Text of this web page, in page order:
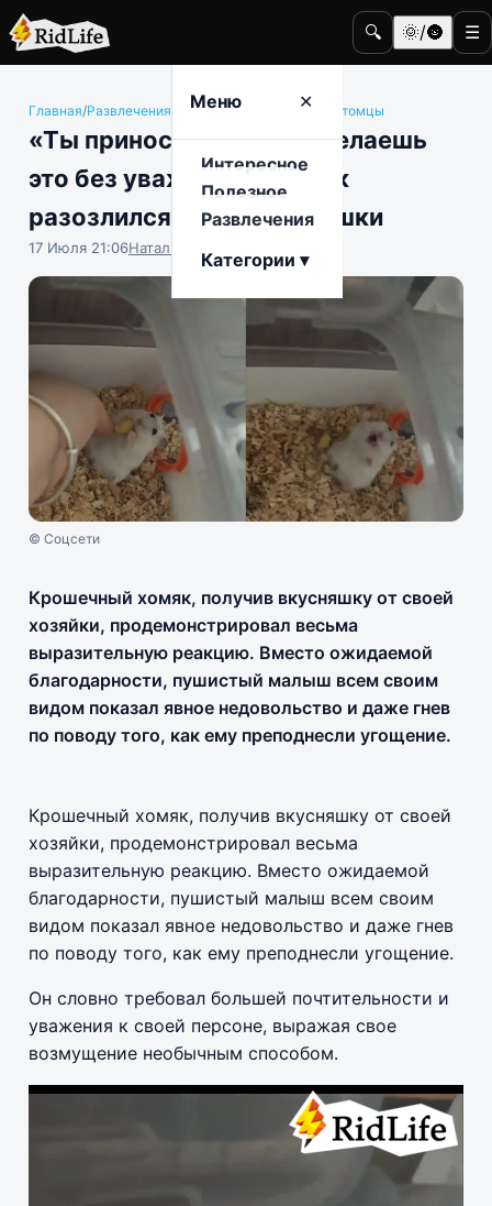
🔍 🌞/🌚 ☰
Меню ✕
Интересное
Полезное
Развлечения
Категории ▾
Главная/Развлечения Животные и домашние питомцы
«Ты приносишь еду, но делаешь
это без уважения»: хомяк
разозлился из-за вкусняшки
17 Июля 21:06Наталья Герасимова
© Соцсети
Крошечный хомяк, получив вкусняшку от своей
хозяйки, продемонстрировал весьма
выразительную реакцию. Вместо ожидаемой
благодарности, пушистый малыш всем своим
видом показал явное недовольство и даже гнев
по поводу того, как ему преподнесли угощение.
Крошечный хомяк, получив вкусняшку от своей
хозяйки, продемонстрировал весьма
выразительную реакцию. Вместо ожидаемой
благодарности, пушистый малыш всем своим
видом показал явное недовольство и даже гнев
по поводу того, как ему преподнесли угощение.
Он словно требовал большей почтительности и
уважения к своей персоне, выражая свое
возмущение необычным способом.